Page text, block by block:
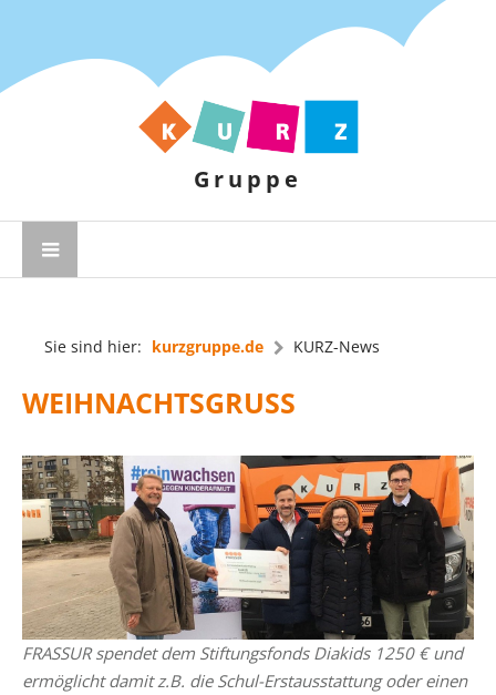
Gruppe
Sie sind hier: kurzgruppe.de KURZ-News
WEIHNACHTSGRUSS
FRASSUR spendet dem Stiftungsfonds Diakids 1250 € und
ermöglicht damit z.B. die Schul-Erstausstattung oder einen